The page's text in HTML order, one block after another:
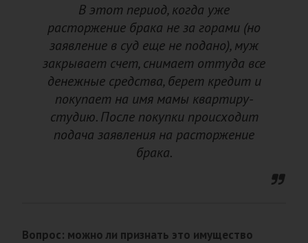
В этот период, когда уже
расторжение брака не за горами (но
заявление в суд еще не подано), муж
закрывает счет, снимает оттуда все
денежные средства, берет кредит и
покупает на имя мамы квартиру-
студию. После покупки происходит
подача заявления на расторжение
брака.
Вопрос: можно ли признать это имущество